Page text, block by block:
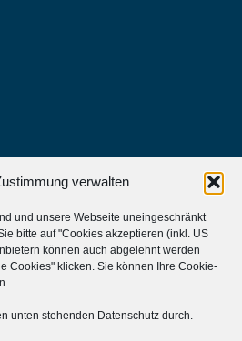
verwalten
und unsere Webseite uneingeschränkt
bitte auf "Cookies akzeptieren (inkl. US
können auch abgelehnt werden
Cookies" klicken. Sie können Ihre Cookie-
unten stehenden Datenschutz durch.